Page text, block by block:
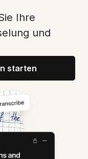
Ihre
und
starten